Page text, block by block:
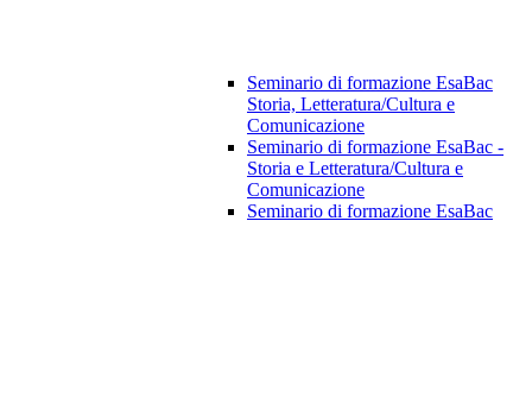
Seminario di formazione EsaBac
Storia, Letteratura/Cultura e
Comunicazione
Seminario di formazione EsaBac -
Storia e Letteratura/Cultura e
Comunicazione
Seminario di formazione EsaBac